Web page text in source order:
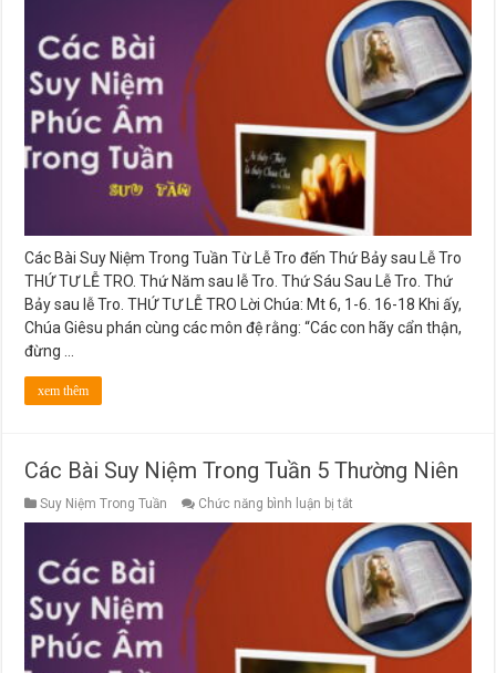
Bài
Suy
Niệm
Trong
Tuần
Từ
Lễ
Tro
đến
Thứ
Bảy
sau
Các Bài Suy Niệm Trong Tuần Từ Lễ Tro đến Thứ Bảy sau Lễ Tro
THỨ TƯ LỄ TRO. Thứ Năm sau lễ Tro. Thứ Sáu Sau Lễ Tro. Thứ
Bảy sau lễ Tro. THỨ TƯ LỄ TRO Lời Chúa: Mt 6, 1-6. 16-18 Khi ấy,
Chúa Giêsu phán cùng các môn đệ rằng: “Các con hãy cẩn thận,
đừng …
xem thêm
Các Bài Suy Niệm Trong Tuần 5 Thường Niên
Suy Niệm Trong Tuần Chức năng bình luận bị tắt
Bài
Suy
Niệm
Trong
Tuần
Thường
Niên